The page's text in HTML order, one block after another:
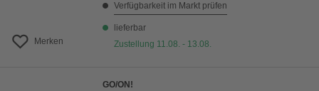
Merken
Verfügbarkeit im Markt prüfen
lieferbar
Zustellung 11.08. - 13.08.
GO/ON!